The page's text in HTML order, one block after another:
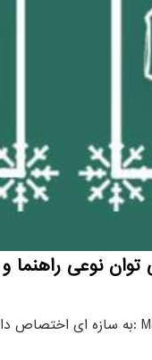
توان نوعی
:به سازه ای اختصاص